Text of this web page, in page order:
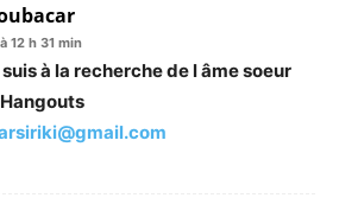
12 h 31 min
à la recherche de l âme soeur